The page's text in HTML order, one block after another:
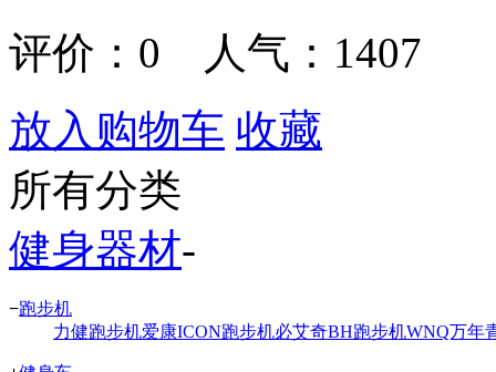
评价： 0 人气：1407
放入购物车 收藏
所有分类
健身器材-
−跑步机
力健跑步机爱康ICON跑步机必艾奇BH跑步机WNQ万年